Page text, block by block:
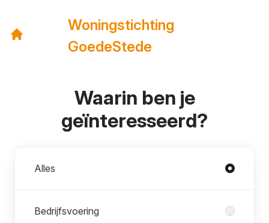
Woningstichting
GoedeStede
Waarin ben je
geïnteresseerd?
Alles
Bedrijfsvoering